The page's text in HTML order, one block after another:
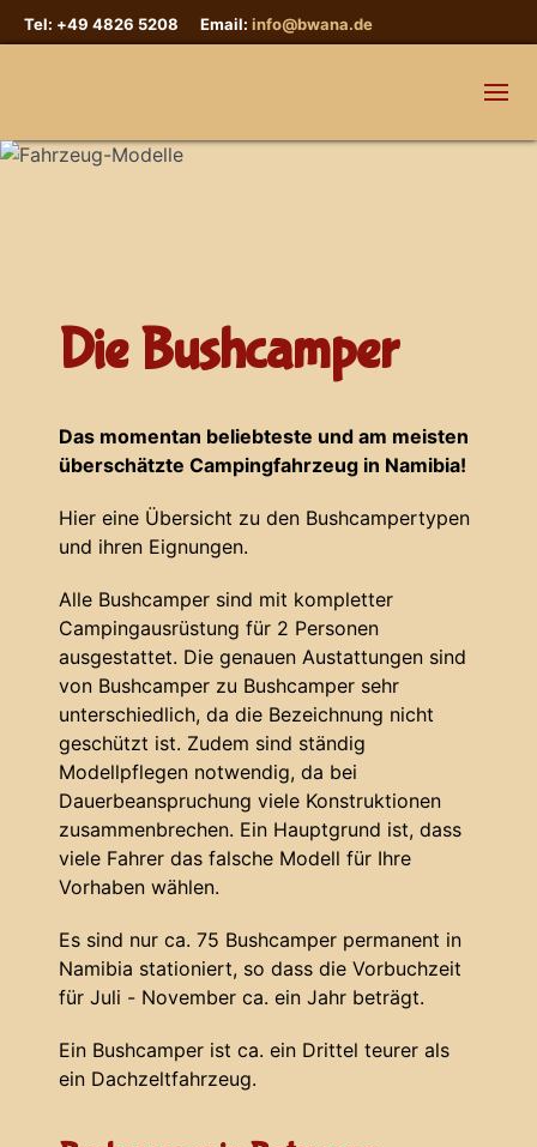
Tel: +49 4826 5208 Email: info@bwana.de
Die Bushcamper
Das momentan beliebteste und am meisten
überschätzte Campingfahrzeug in Namibia!
Hier eine Übersicht zu den Bushcampertypen
und ihren Eignungen.
Alle Bushcamper sind mit kompletter
Campingausrüstung für 2 Personen
ausgestattet. Die genauen Austattungen sind
von Bushcamper zu Bushcamper sehr
unterschiedlich, da die Bezeichnung nicht
geschützt ist. Zudem sind ständig
Modellpflegen notwendig, da bei
Dauerbeanspruchung viele Konstruktionen
zusammenbrechen. Ein Hauptgrund ist, dass
viele Fahrer das falsche Modell für Ihre
Vorhaben wählen.
Es sind nur ca. 75 Bushcamper permanent in
Namibia stationiert, so dass die Vorbuchzeit
für Juli - November ca. ein Jahr beträgt.
Ein Bushcamper ist ca. ein Drittel teurer als
ein Dachzeltfahrzeug.